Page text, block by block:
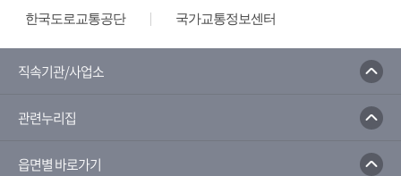
한국도로교통공단
국가교통정보센터
한국수자원공사
물사랑홈페이지
직속기관/사업소
관련누리집
읍면별 바로가기